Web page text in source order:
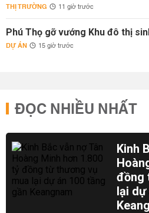
THỊ TRƯỜNG 11 giờ trước
Phú Thọ gỡ vướng Khu đô thị
DỰ ÁN 15 giờ trước
ĐỌC NHIỀU NHẤT
Kinh
đồng
lại dự